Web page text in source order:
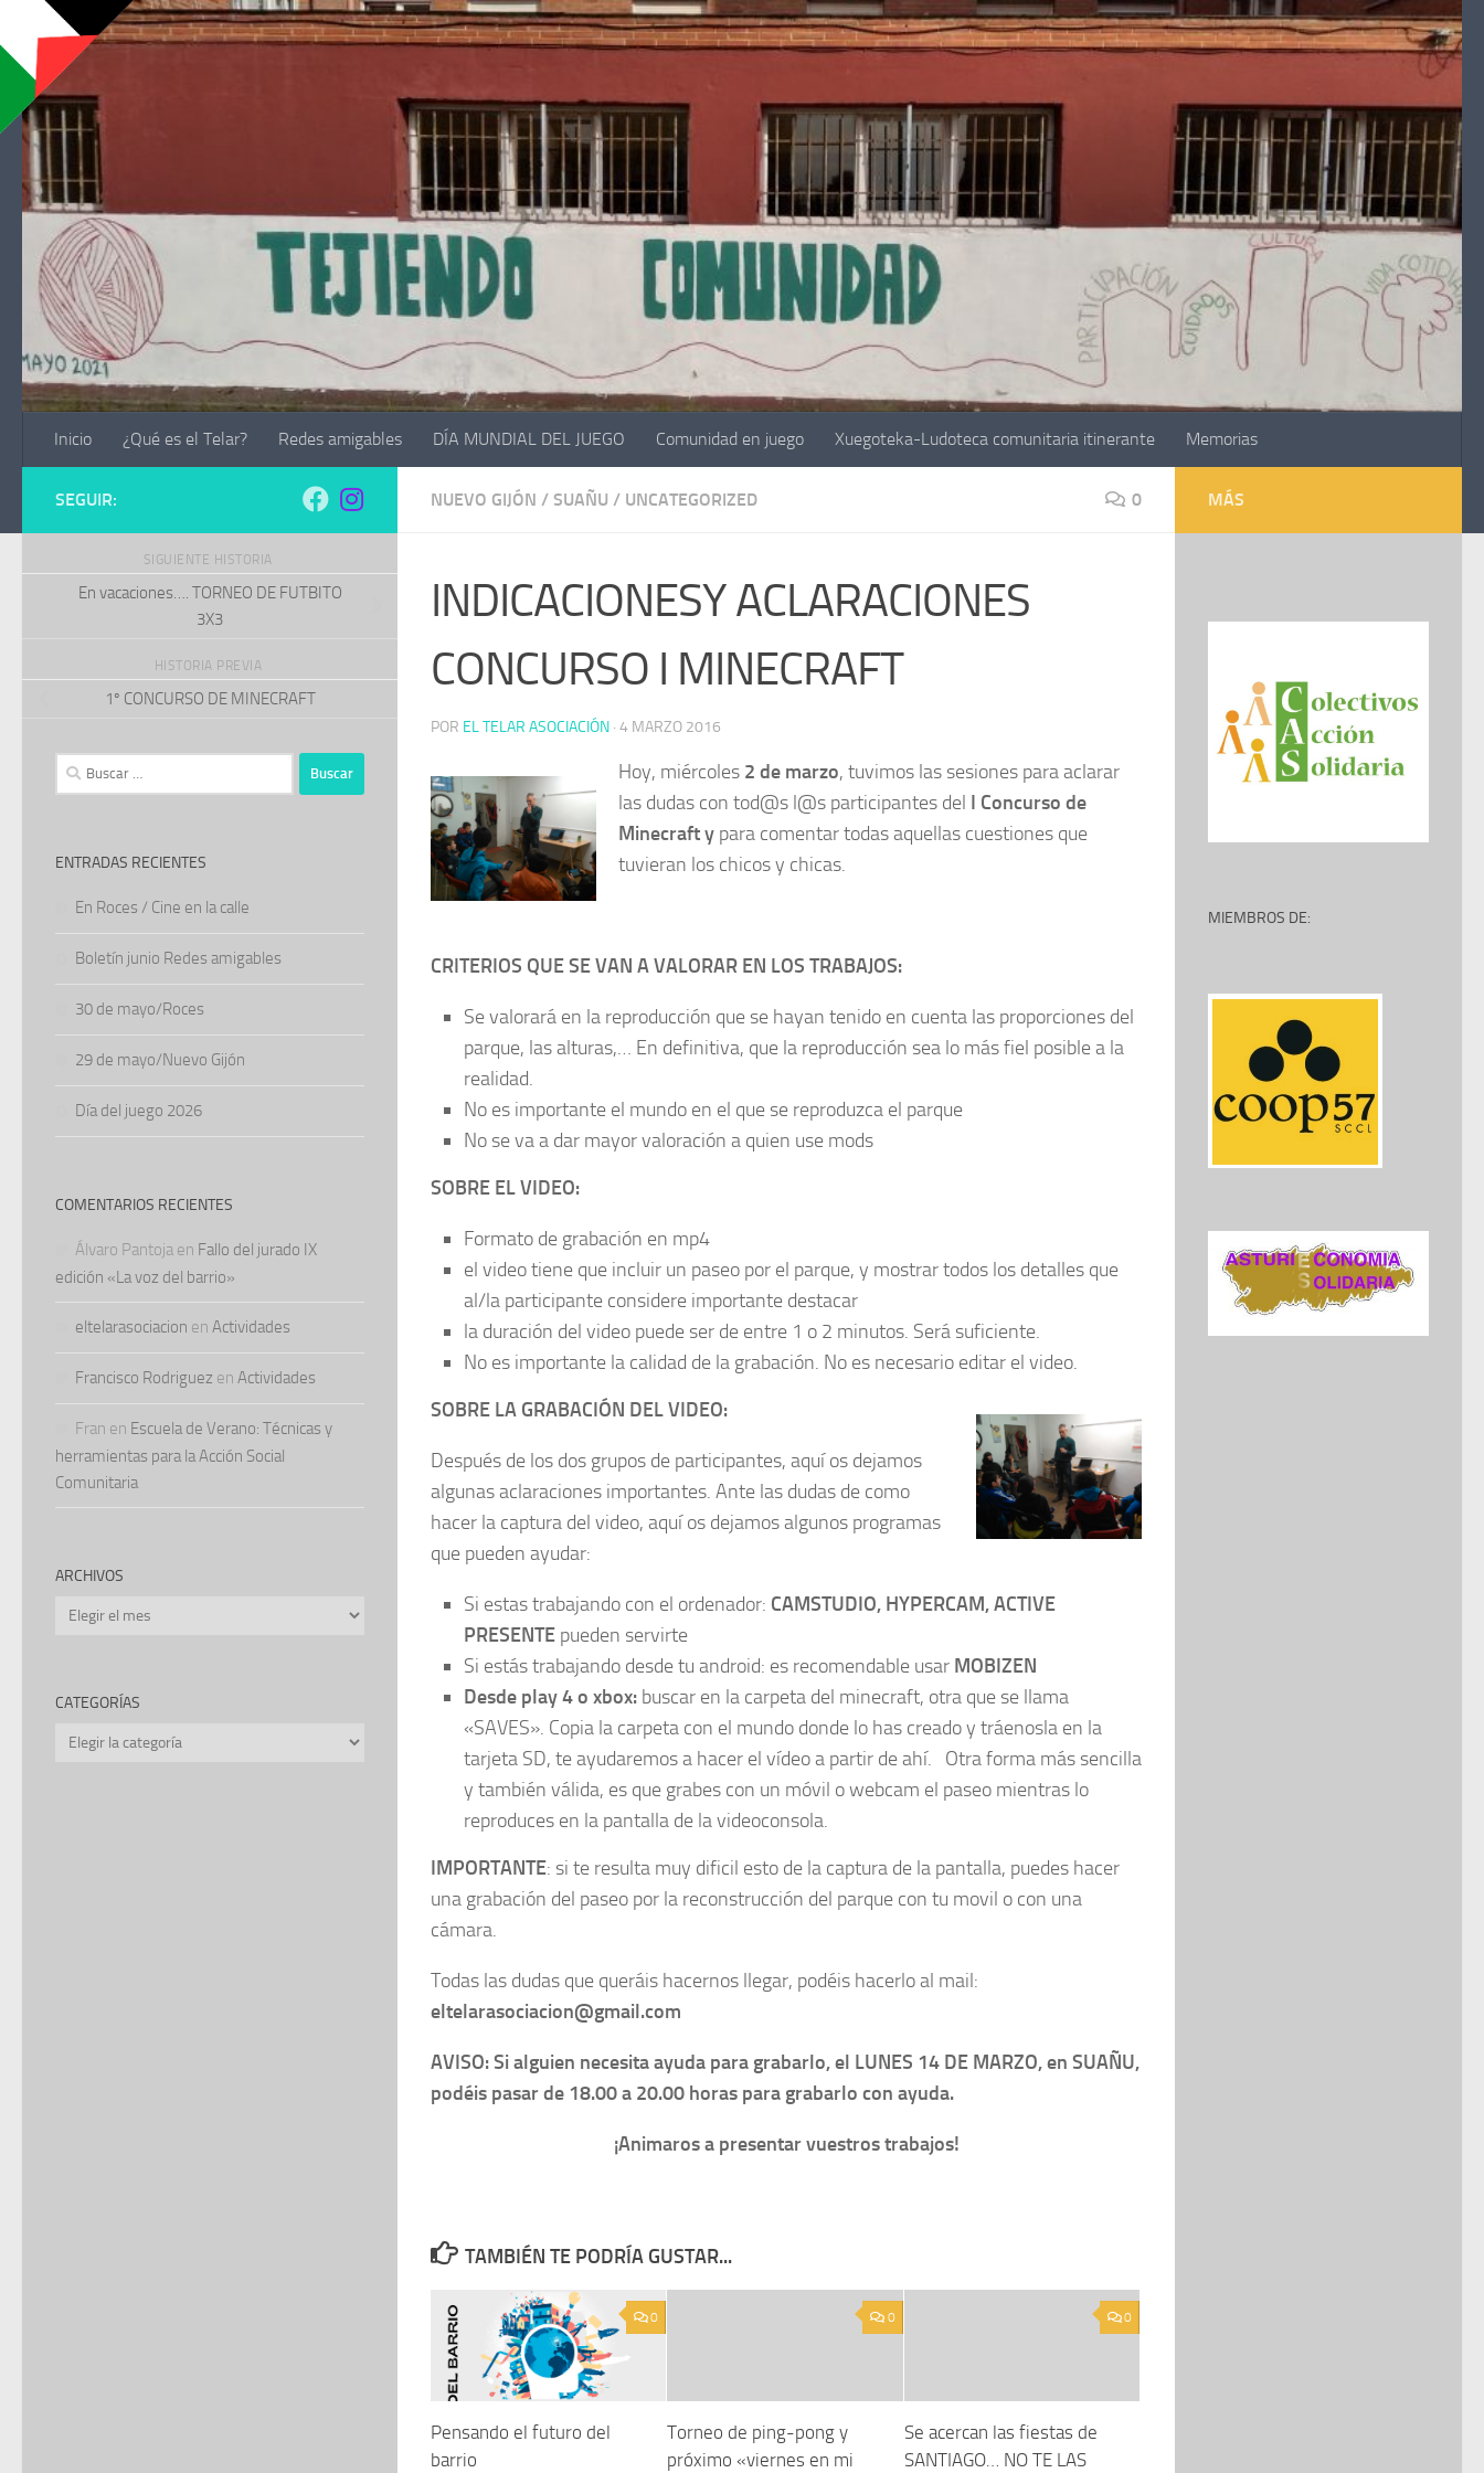
Saltar al contenido
Inicio ¿Qué es el Telar? Redes amigables DÍA MUNDIAL DEL JUEGO Comunidad en juego Xuegoteka-Ludoteca comunitaria itinerante Memorias
NUEVO GIJÓN / SUAÑU / UNCATEGORIZED 0
INDICACIONESY ACLARACIONES
CONCURSO I MINECRAFT
POR EL TELAR ASOCIACIÓN · 4 MARZO 2016
Hoy, miércoles 2 de marzo, tuvimos las sesiones para aclarar
las dudas con tod@s l@s participantes del I Concurso de
Minecraft y para comentar todas aquellas cuestiones que
tuvieran los chicos y chicas.
CRITERIOS QUE SE VAN A VALORAR EN LOS TRABAJOS:
Se valorará en la reproducción que se hayan tenido en cuenta las proporciones del
parque, las alturas,… En definitiva, que la reproducción sea lo más fiel posible a la
realidad.
No es importante el mundo en el que se reproduzca el parque
No se va a dar mayor valoración a quien use mods
SOBRE EL VIDEO:
Formato de grabación en mp4
el video tiene que incluir un paseo por el parque, y mostrar todos los detalles que
al/la participante considere importante destacar
la duración del video puede ser de entre 1 o 2 minutos. Será suficiente.
No es importante la calidad de la grabación. No es necesario editar el video.
SOBRE LA GRABACIÓN DEL VIDEO:
Después de los dos grupos de participantes, aquí os dejamos
algunas aclaraciones importantes. Ante las dudas de como
hacer la captura del video, aquí os dejamos algunos programas
que pueden ayudar:
Si estas trabajando con el ordenador: CAMSTUDIO, HYPERCAM, ACTIVE
PRESENTE pueden servirte
Si estás trabajando desde tu android: es recomendable usar MOBIZEN
Desde play 4 o xbox: buscar en la carpeta del minecraft, otra que se llama
«SAVES». Copia la carpeta con el mundo donde lo has creado y tráenosla en la
tarjeta SD, te ayudaremos a hacer el vídeo a partir de ahí. Otra forma más sencilla
y también válida, es que grabes con un móvil o webcam el paseo mientras lo
reproduces en la pantalla de la videoconsola.
IMPORTANTE: si te resulta muy dificil esto de la captura de la pantalla, puedes hacer
una grabación del paseo por la reconstrucción del parque con tu movil o con una
cámara.
Todas las dudas que queráis hacernos llegar, podéis hacerlo al mail:
eltelarasociacion@gmail.com
AVISO:Si alguien necesita ayuda para grabarlo, el LUNES 14 DE MARZO, en SUAÑU,
podéis pasar de 18.00 a 20.00 horas para grabarlo con ayuda.
¡Animaros a presentar vuestros trabajos!
TAMBIÉN TE PODRÍA GUSTAR...
0
Pensando el futuro del
barrio
0
Torneo de ping-pong y
próximo «viernes en mi
0
Se acercan las fiestas de
SANTIAGO… NO TE LAS
SEGUIR:
SIGUIENTE HISTORIA
En vacaciones…. TORNEO DE FUTBITO
3X3
HISTORIA PREVIA
1º CONCURSO DE MINECRAFT
Buscar:
ENTRADAS RECIENTES
En Roces / Cine en la calle
Boletín junio Redes amigables
30 de mayo/Roces
29 de mayo/Nuevo Gijón
Día del juego 2026
COMENTARIOS RECIENTES
Álvaro Pantoja en Fallo del jurado IX
edición «La voz del barrio»
eltelarasociacion en Actividades
Francisco Rodriguez en Actividades
Fran en Escuela de Verano: Técnicas y
herramientas para la Acción Social
Comunitaria
ARCHIVOS
Archivos
CATEGORÍAS
Categorías
MÁS
MIEMBROS DE: